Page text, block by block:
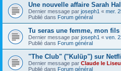
Une nouvelle affaire Sarah
Dernier message par joseph1 « mer.
Publié dans Forum général
Tu seras une femme, mon fils
Dernier message par joseph1 « ven.
Publié dans Forum général
"The Club" ("Kulüp") sur
Dernier message par Claude le
Publié dans Forum général